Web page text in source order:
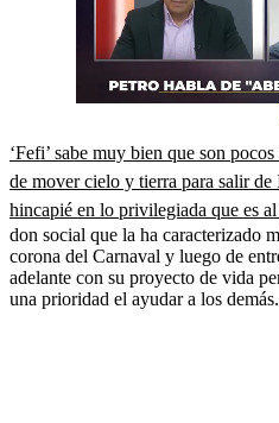
‘Fefi’ sabe muy bien que son
de mover cielo y tierra para salir de
hincapié en lo privilegiada que es al
don social que la ha caracterizado
corona del Carnaval y luego de
adelante con su proyecto de vida
una prioridad el ayudar a los demás.